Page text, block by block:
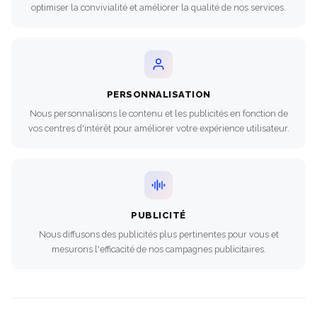
optimiser la convivialité et améliorer la qualité de nos services.
PERSONNALISATION
Nous personnalisons le contenu et les publicités en fonction de
vos centres d'intérêt pour améliorer votre expérience utilisateur.
PUBLICITÉ
Nous diffusons des publicités plus pertinentes pour vous et
mesurons l'efficacité de nos campagnes publicitaires.